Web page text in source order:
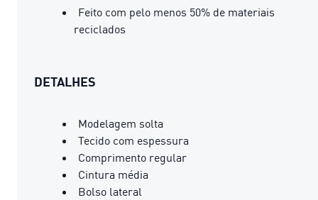
Feito com pelo menos 50% de materiais
reciclados
DETALHES
Modelagem solta
Tecido com espessura
Comprimento regular
Cintura média
Bolso lateral